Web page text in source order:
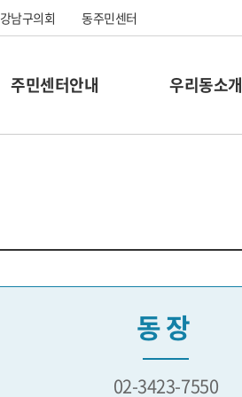
강남구의회 동주민센터
주민센터안내 우리동소개
동장
02-3423-7550